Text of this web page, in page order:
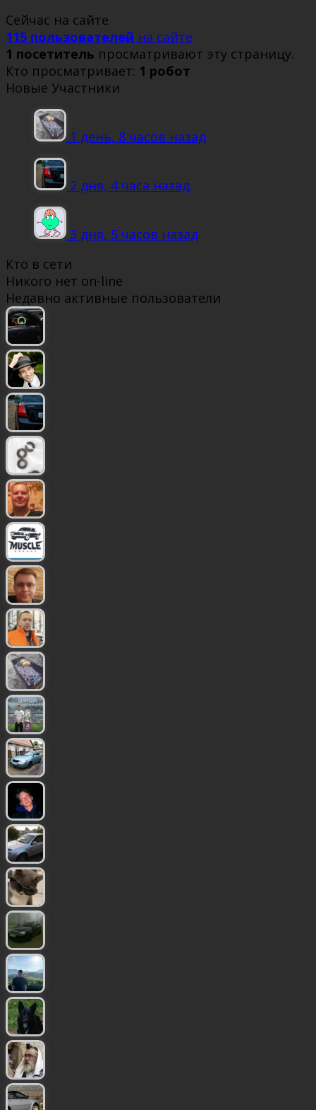
Сейчас на сайте
115 пользователей на сайте
1 посетитель просматривают эту страницу.
Кто просматривает: 1 робот
Новые Участники
1 день, 8 часов назад
2 дня, 4 часа назад
3 дня, 5 часов назад
Кто в сети
Никого нет on-line
Недавно активные пользователи